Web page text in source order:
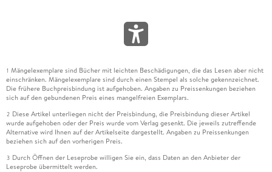
1 Mängelexemplare sind Bücher mit leichten Beschädigungen, die das Lesen aber nicht
einschränken. Mängelexemplare sind durch einen Stempel als solche gekennzeichnet.
Die frühere Buchpreisbindung ist aufgehoben. Angaben zu Preissenkungen beziehen
sich auf den gebundenen Preis eines mangelfreien Exemplars.
2 Diese Artikel unterliegen nicht der Preisbindung, die Preisbindung dieser Artikel
wurde aufgehoben oder der Preis wurde vom Verlag gesenkt. Die jeweils zutreffende
Alternative wird Ihnen auf der Artikelseite dargestellt. Angaben zu Preissenkungen
beziehen sich auf den vorherigen Preis.
3 Durch Öffnen der Leseprobe willigen Sie ein, dass Daten an den Anbieter der
Leseprobe übermittelt werden.